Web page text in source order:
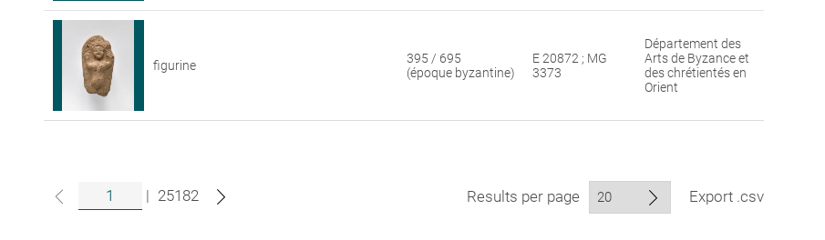
figurine
395 / 695
(époque byzantine)
E 20872 ; MG
3373
Département des
Arts de Byzance et
des chrétientés en
Orient
| 25182 Results per page Export .csv